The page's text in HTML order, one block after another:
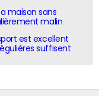
maison sans
malin
est excellent
suffisent